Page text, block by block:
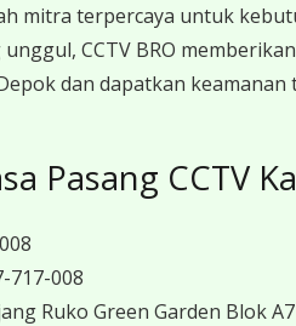
mitra terpercaya untuk
CCTV BRO
dan dapatkan
Pasang CCTV
717-008
Ruko Green Garden Blok